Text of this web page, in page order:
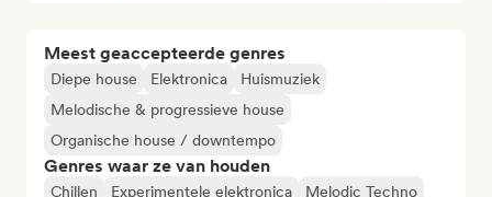
Meest geaccepteerde genres
Diepe house Elektronica
Huismuziek
Melodische & progressieve house
Organische house / downtempo
Genres waar ze van houden
Chillen Experimentele elektronica Melodic Techno